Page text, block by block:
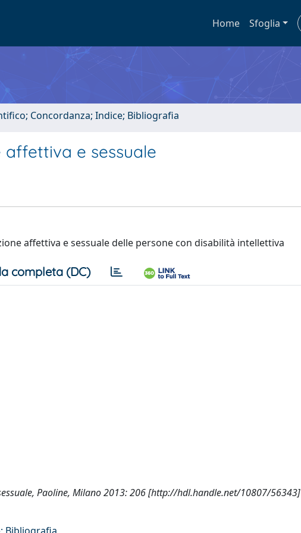
Home Sfoglia
Concordanza; Indice; Bibliografia
affettiva e sessuale
affettiva e sessuale delle persone con disabilità intellettiva
completa (DC)
Paoline, Milano 2013: 206 [http://hdl.handle.net/10807/56343]